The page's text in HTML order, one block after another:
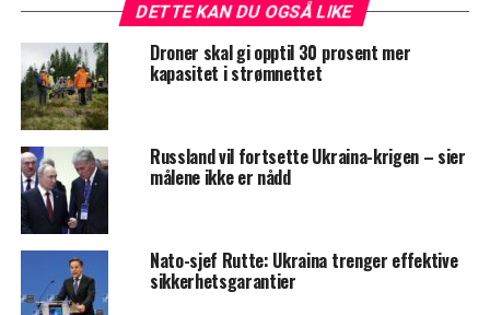
DETTE KAN DU OGSÅ LIKE
Droner skal gi opptil 30 prosent mer
kapasitet i strømnettet
Russland vil fortsette Ukraina-krigen – sier
målene ikke er nådd
Nato-sjef Rutte: Ukraina trenger effektive
sikkerhetsgarantier